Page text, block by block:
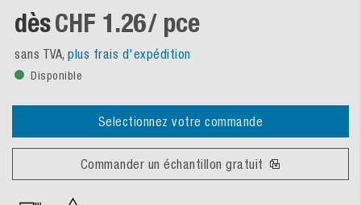
dèsCHF 1.26/ pce
sans TVA, plus frais d'expédition
Disponible
Selectionnez votre commande
Commander un échantillon gratuit